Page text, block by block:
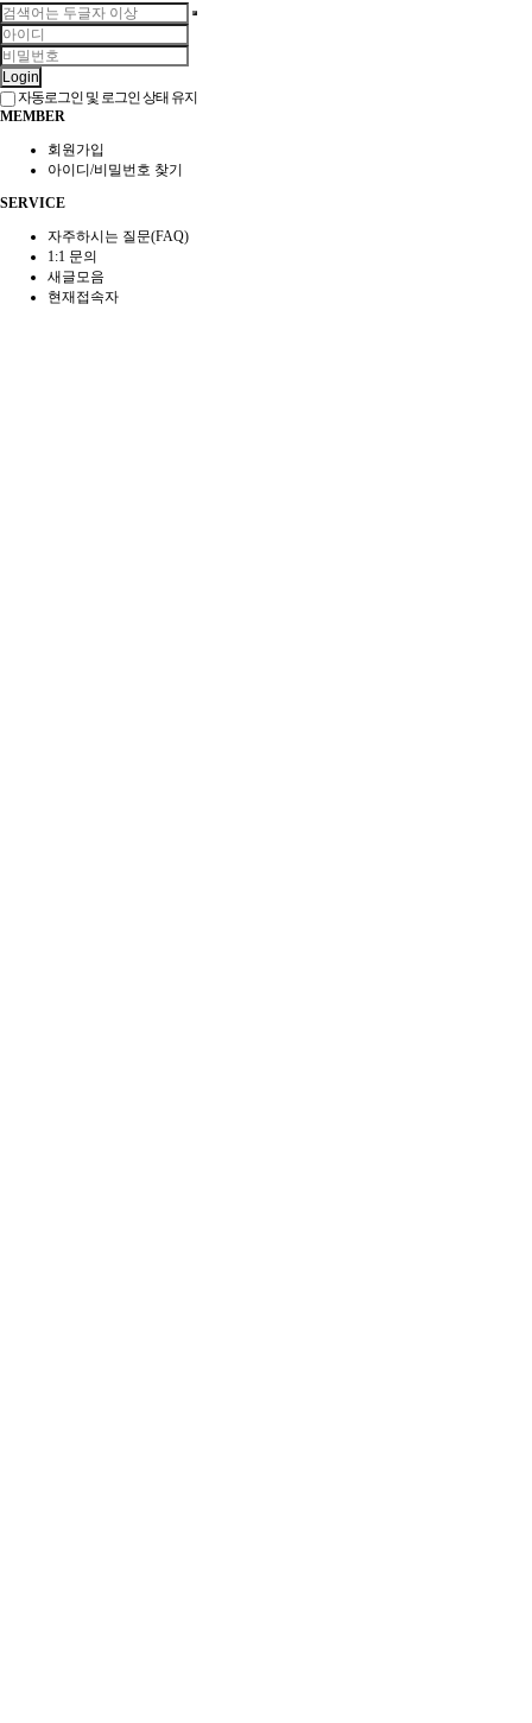
Login
자동로그인 및 로그인 상태 유지
MEMBER
회원가입
아이디/비밀번호 찾기
SERVICE
자주하시는 질문(FAQ)
1:1 문의
새글모음
현재접속자